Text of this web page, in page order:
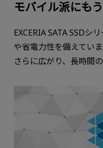
モバイル派にも
EXCERIA SATA SSDシ
や省電力性を備えてい
さらに広がり、長時間